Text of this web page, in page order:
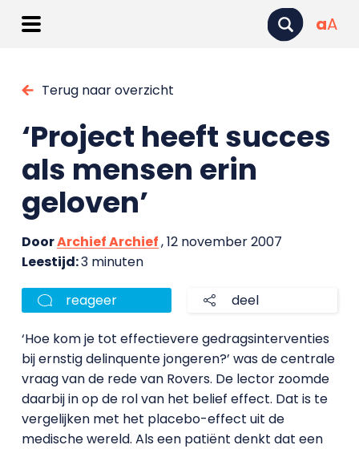
aA
Terug naar overzicht
‘Project heeft succes
als mensen erin
geloven’
DoorArchief Archief, 12 november 2007
Leestijd:3 minuten
reageer deel
‘Hoe kom je tot effectievere gedragsinterventies
bij ernstig delinquente jongeren?’ was de centrale
vraag van de rede van Rovers. De lector zoomde
daarbij in op de rol van het belief effect. Dat is te
vergelijken met het placebo-effect uit de
medische wereld. Als een patiënt denkt dat een